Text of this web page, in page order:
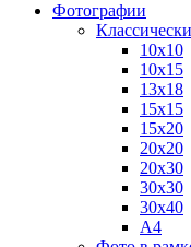
Фотографии
10х10
10х15
13х18
15х15
15х20
20х20
20х30
30х30
30х40
А4